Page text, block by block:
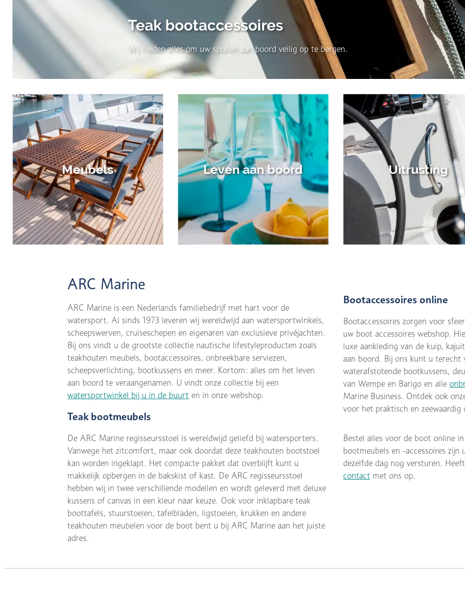
Teak bootaccessoires
Wij bieden alles om uw spullen aan boord veilig op te bergen.
Meubels Leven aan boord Uitrusting
ARC Marine
ARC Marine is een Nederlands familiebedrijf met hart voor de
watersport. Al sinds 1973 leveren wij wereldwijd aan watersportwinkels,
scheepswerven, cruiseschepen en eigenaren van exclusieve privéjachten.
Bij ons vindt u de grootste collectie nautische lifestyleproducten zoals
teakhouten meubels, bootaccessoires, onbreekbare serviezen,
scheepsverlichting, bootkussens en meer. Kortom: alles om het leven
aan boord te veraangenamen. U vindt onze collectie bij een
watersportwinkel bij u in de buurt en in onze webshop.
Teak bootmeubels
De ARC Marine regisseursstoel is wereldwijd geliefd bij watersporters.
Vanwege het zitcomfort, maar ook doordat deze teakhouten bootstoel
kan worden ingeklapt. Het compacte pakket dat overblijft kunt u
makkelijk opbergen in de bakskist of kast. De ARC regisseursstoel
hebben wij in twee verschillende modellen en wordt geleverd met deluxe
kussens of canvas in een kleur naar keuze. Ook voor inklapbare teak
boottafels, stuurstoelen, tafelbladen, ligstoelen, krukken en andere
teakhouten meubelen voor de boot bent u bij ARC Marine aan het juiste
adres.
Bootaccessoires online
Bootaccessoires zorgen voor
uw boot accessoires webshop.
luxe aankleding van de kuip,
aan boord. Bij ons kunt u terecht
waterafstotende bootkussens,
van Wempe en Barigo en alle
Marine Business. Ontdek ook
voor het praktisch en zeewaardig
Bestel alles voor de boot online
bootmeubels en -accessoires
dezelfde dag nog versturen.
contactmet ons op.